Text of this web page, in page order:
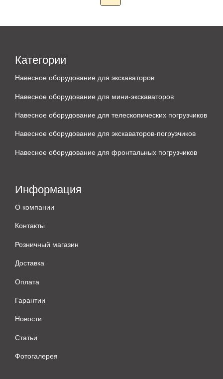
Категории
Навесное оборудование для экскаваторов
Навесное оборудование для мини-экскаваторов
Навесное оборудование для телескопических погрузчиков
Навесное оборудование для экскаваторов-погрузчиков
Навесное оборудование для фронтальных погрузчиков
Информация
О компании
Контакты
Розничный магазин
Доставка
Оплата
Гарантии
Новости
Статьи
Фотогалерея